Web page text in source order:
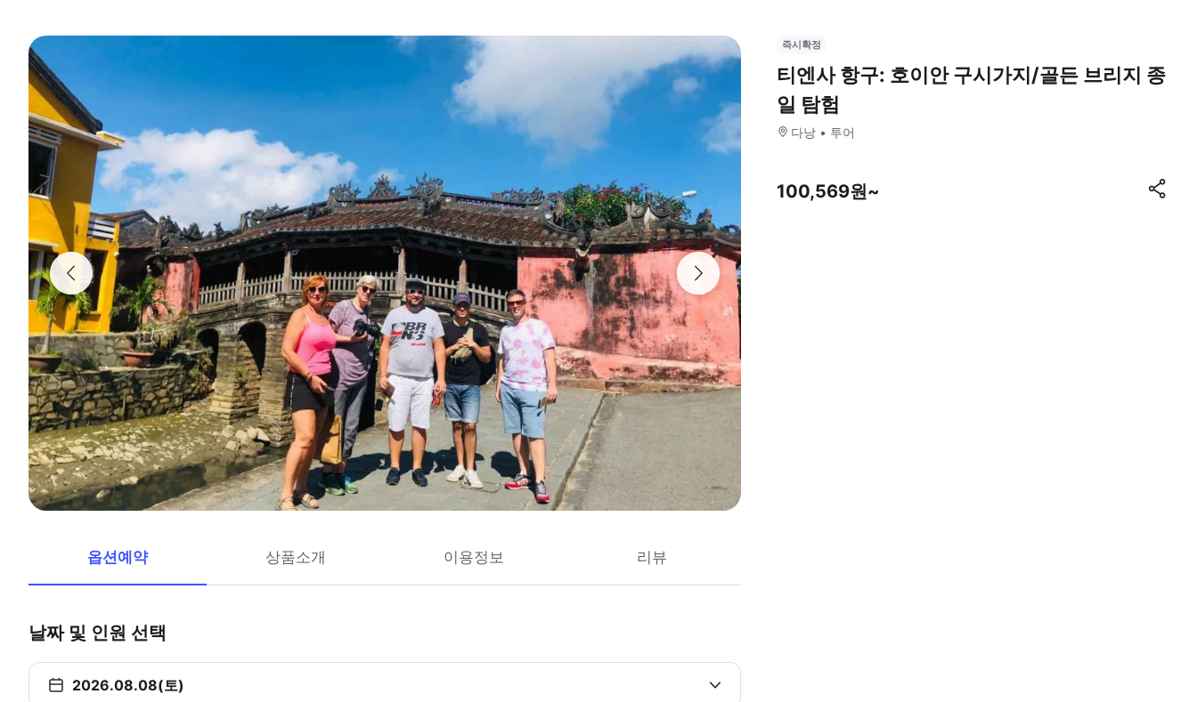
옵션예약 상품소개 이용정보 리뷰
날짜 및 인원 선택
2026.08.08(토)
즉시확정
티엔사 항구: 호이안 구시가지/골든 브리지 종
일 탐험
다낭 투어
100,569원~